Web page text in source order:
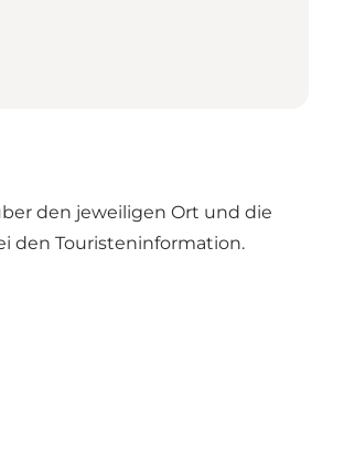
den jeweiligen Ort und die
den Touristeninformation.